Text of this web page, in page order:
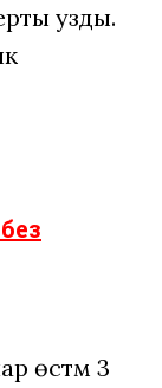
узды.
өстәмә 3